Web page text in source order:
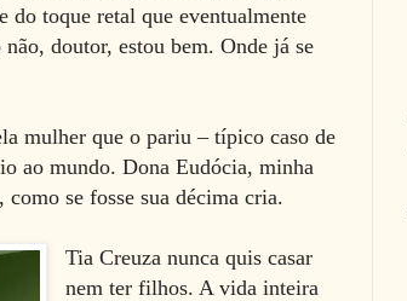
do toque retal que eventualmente
doutor, estou bem. Onde já se
mulher que o pariu – típico caso de
ao mundo. Dona Eudócia, minha
se fosse sua décima cria.
Tia Creuza nunca quis casar
nem ter filhos. A vida inteira